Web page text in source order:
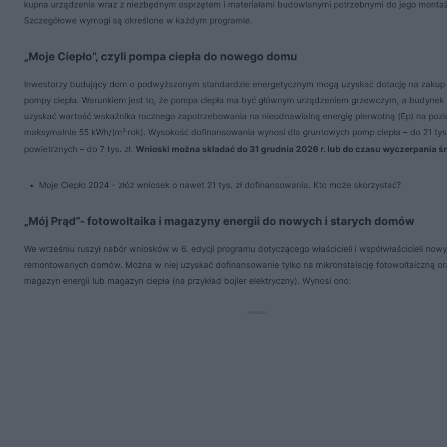
kupna urządzenia wraz z niezbędnym osprzętem i materiałami budowlanymi potrzebnymi do jego
Szczegółowe wymogi są określone w każdym programie.
„Moje Ciepło”, czyli pompa ciepła do nowego domu
Inwestorzy budujący dom o podwyższonym standardzie energetycznym mogą uzyskać dotację na
pompy ciepła. Warunkiem jest to, że pompa ciepła ma być głównym urządzeniem grzewczym, a budynek
uzyskać wartość wskaźnika rocznego zapotrzebowania na nieodnawialną energię pierwotną (Ep) na
maksymalnie 55 kWh/(m² rok). Wysokość dofinansowania wynosi dla gruntowych pomp ciepła – do 21
powietrznych – do 7 tys. zł. Wnioski można składać do 31 grudnia 2026 r. lub do czasu wyczerpania
Moje Ciepło 2024 - złóż wniosek o nawet 21 tys. zł dofinansowania. Kto może skorzystać?
„Mój Prąd”- fotowoltaika i magazyny energii do nowych i starych domów
We wrześniu ruszył nabór wniosków w 6. edycji programu dotyczącego właścicieli i współwłaścicieli
remontowanych domów. Można w niej uzyskać dofinansowanie tylko na mikronstalację fotowoltaiczną
magazyn energii lub magazyn ciepła (na przykład bojler elektryczny). Wynosi ono: